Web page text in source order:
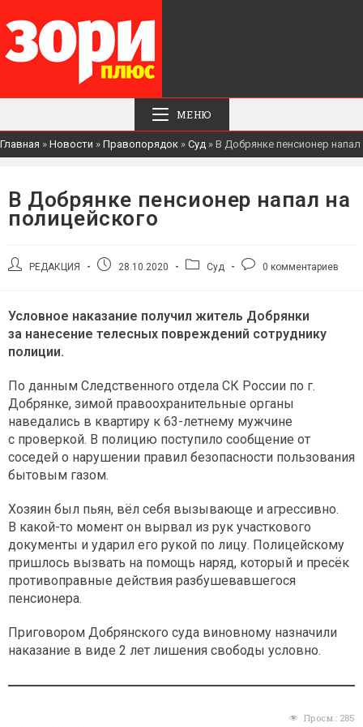
МЕНЮ
Главная » Новости » Правопорядок » Суд » В Добрянке пенсионер напал
В Добрянке пенсионер напал на
полицейского
АвторРЕДАКЦИЯ
Запись28.10.2020
Рубрика
Суд
Комментарии
0 комментариев
Условное наказание получил житель Добрянки
за нанесение телесных повреждений сотруднику
полиции.
По данным Следственного отдела СК России по г.
Добрянке, зимой правоохранительные органы
наведались в квартиру к 63-летнему мужчине
с проверкой. В полицию поступило сообщение от
соседей о нарушении правил безопасности пользования
бытовым газом.
Хозяин был пьян, вёл себя вызывающе и агрессивно.
В какой-то момент он вырвал из рук участкового
документы и ударил его рукой по лицу. Полицейскому
пришлось вызвать на помощь наряд, который и пресёк
противоправные действия разбушевавшегося
пенсионера.
Приговором Добрянского суда виновному назначили
наказание в виде 2 лет лишения свободы условно.
Просм.: 285